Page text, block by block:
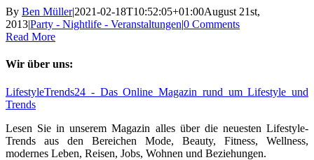
By Ben Müller|2021-02-18T10:52:05+01:00August 21st,
2013|Party - Nightlife - Veranstaltungen|0 Comments
Read More
Wir über uns:
LifestyleTrends24 - Das Online Magazin rund um Lifestyle und
Trends
Lesen Sie in unserem Magazin alles über die neuesten Lifestyle-
Trends aus den Bereichen Mode, Beauty, Fitness, Wellness,
modernes Leben, Reisen, Jobs, Wohnen und Beziehungen.